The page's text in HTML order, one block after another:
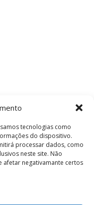
tecnologias como
do dispositivo.
processar dados, como
neste site. Não
negativamante certos